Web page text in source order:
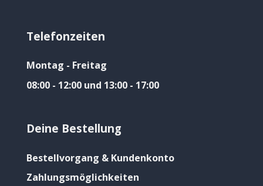
Telefonzeiten
Montag - Freitag
08:00 - 12:00 und 13:00 - 17:00
Deine Bestellung
Bestellvorgang & Kundenkonto
Zahlungsmöglichkeiten